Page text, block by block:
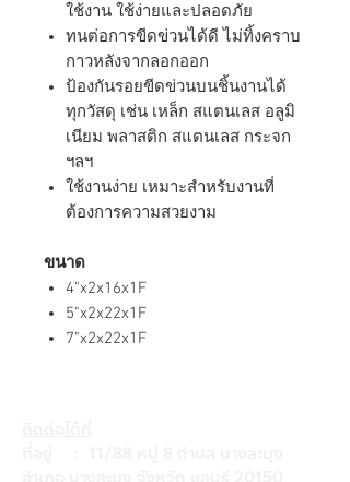
ใช้งาน ใช้ง่ายและปลอดภัย
ทนต่อการขีดข่วนได้ดี ไม่ทิ้งคราบ
กาวหลังจากลอกออก
ป้องกันรอยขีดข่วนบนชิ้นงานได้
ทุกวัสดุ เช่น เหล็ก สแตนเลส อลูมิ
เนียม พลาสติก สแตนเลส กระจก
ฯลฯ
ใช้งานง่าย เหมาะสำหรับงานที่
ต้องการความสวยงาม
ขนาด
4"x2x16x1F
5"x2x22x1F
7"x2x22x1F